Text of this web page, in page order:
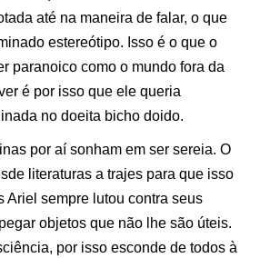
até na maneira de falar, o que
estereótipo. Isso é o que o
paranoico como o mundo fora da
é por isso que ele queria
no doeita bicho doido.
por aí sonham em ser sereia. O
literaturas a trajes para que isso
Ariel sempre lutou contra seus
objetos que não lhe são úteis.
por isso esconde de todos à